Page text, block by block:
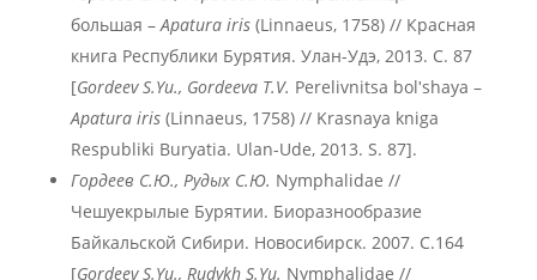
большая –Apatura iris (Linnaeus, 1758) // Красная
книга Республики Бурятия. Улан-Удэ, 2013. С. 87
[Gordeev S.Yu., Gordeeva T.V. Perelivnitsa bolʹshaya –
Apatura iris (Linnaeus, 1758) // Krasnaya kniga
Respubliki Buryatia. Ulan-Ude, 2013. S. 87].
Гордеев С.Ю., Рудых С.Ю. Nymphalidae //
Чешуекрылые Бурятии. Биоразнообразие
Байкальской Сибири. Новосибирск. 2007. С.164
[Gordeev S.Yu., Rudykh S.Yu. Nymphalidae //